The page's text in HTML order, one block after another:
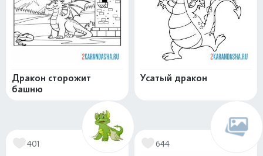
Дракон сторожит
башню
Усатый дракон
401 644